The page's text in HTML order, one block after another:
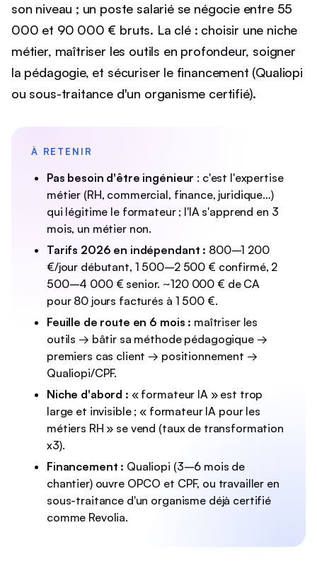
son niveau ; un poste salarié se négocie entre 55
000 et 90 000 € bruts. La clé : choisir une niche
métier, maîtriser les outils en profondeur, soigner
la pédagogie, et sécuriser le financement (Qualiopi
ou sous-traitance d'un organisme certifié).
À RETENIR
Pas besoin d'être ingénieur : c'est l'expertise
métier (RH, commercial, finance, juridique…)
qui légitime le formateur ; l'IA s'apprend en 3
mois, un métier non.
Tarifs 2026 en indépendant : 800–1 200
€/jour débutant, 1 500–2 500 € confirmé, 2
500–4 000 € senior. ~120 000 € de CA
pour 80 jours facturés à 1 500 €.
Feuille de route en 6 mois : maîtriser les
outils → bâtir sa méthode pédagogique →
premiers cas client → positionnement →
Qualiopi/CPF.
Niche d'abord : « formateur IA » est trop
large et invisible ; « formateur IA pour les
métiers RH » se vend (taux de transformation
x3).
Financement : Qualiopi (3–6 mois de
chantier) ouvre OPCO et CPF, ou travailler en
sous-traitance d'un organisme déjà certifié
comme Revolia.